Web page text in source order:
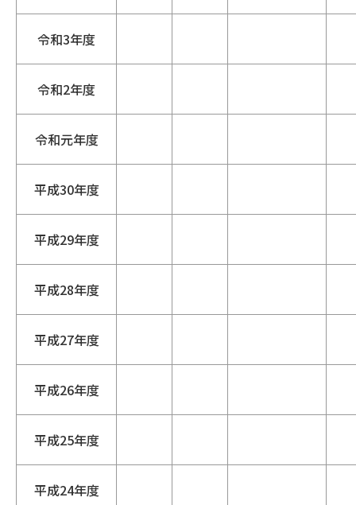
令和3年度
令和2年度
令和元年度
平成30年度
平成29年度
平成28年度
平成27年度
平成26年度
平成25年度
平成24年度